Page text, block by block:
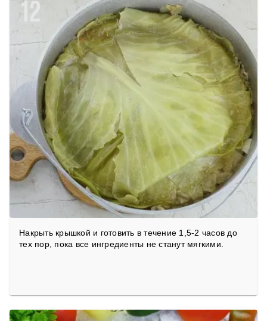
12
Накрыть крышкой и готовить в течение 1,5-2 часов до
тех пор, пока все ингредиенты не станут мягкими.